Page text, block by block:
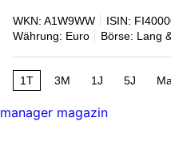
WKN: A1W9WW ISIN:
Währung: Euro
Börse: Lang
1T 3M 1J 5J
manager magazin